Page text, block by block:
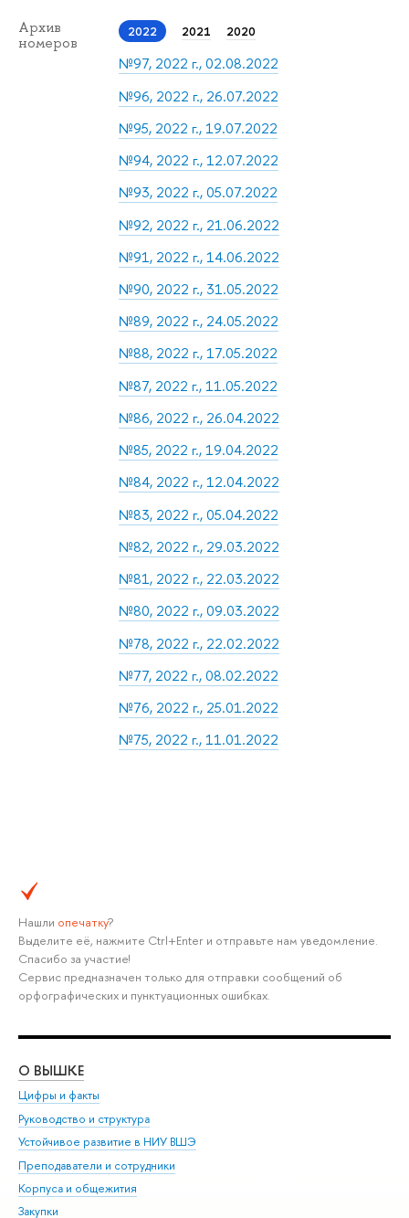
Архив
номеров
2022 2021 2020
№97, 2022 г., 02.08.2022
№96, 2022 г., 26.07.2022
№95, 2022 г., 19.07.2022
№94, 2022 г., 12.07.2022
№93, 2022 г., 05.07.2022
№92, 2022 г., 21.06.2022
№91, 2022 г., 14.06.2022
№90, 2022 г., 31.05.2022
№89, 2022 г., 24.05.2022
№88, 2022 г., 17.05.2022
№87, 2022 г., 11.05.2022
№86, 2022 г., 26.04.2022
№85, 2022 г., 19.04.2022
№84, 2022 г., 12.04.2022
№83, 2022 г., 05.04.2022
№82, 2022 г., 29.03.2022
№81, 2022 г., 22.03.2022
№80, 2022 г., 09.03.2022
№78, 2022 г., 22.02.2022
№77, 2022 г., 08.02.2022
№76, 2022 г., 25.01.2022
№75, 2022 г., 11.01.2022
Нашли опечатку?
Выделите её, нажмите Ctrl+Enter и отправьте нам уведомление.
Спасибо за участие!
Сервис предназначен только для отправки сообщений об
орфографических и пунктуационных ошибках.
О ВЫШКЕ
Цифры и факты
Руководство и структура
Устойчивое развитие в НИУ ВШЭ
Преподаватели и сотрудники
Корпуса и общежития
Закупки